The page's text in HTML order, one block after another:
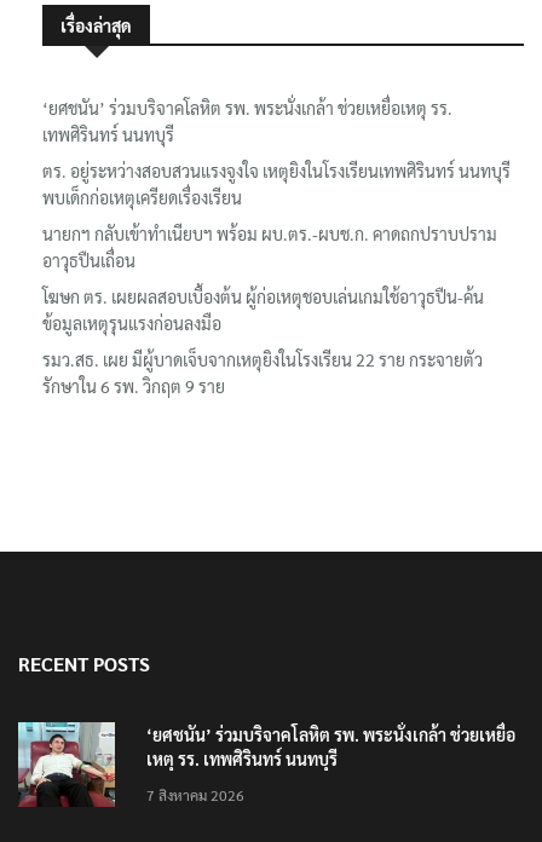
เรื่องล่าสุด
‘ยศชนัน’ ร่วมบริจาคโลหิต รพ. พระนั่งเกล้า ช่วยเหยื่อเหตุ รร.
เทพศิรินทร์ นนทบุรี
ตร. อยู่ระหว่างสอบสวนแรงจูงใจ เหตุยิงในโรงเรียนเทพศิรินทร์ นนทบุรี
พบเด็กก่อเหตุเครียดเรื่องเรียน
นายกฯ กลับเข้าทำเนียบฯ พร้อม ผบ.ตร.-ผบช.ก. คาดถกปราบปราม
อาวุธปืนเถื่อน
โฆษก ตร. เผยผลสอบเบื้องต้น ผู้ก่อเหตุชอบเล่นเกมใช้อาวุธปืน-ค้น
ข้อมูลเหตุรุนแรงก่อนลงมือ
รมว.สธ. เผย มีผู้บาดเจ็บจากเหตุยิงในโรงเรียน 22 ราย กระจายตัว
รักษาใน 6 รพ. วิกฤต 9 ราย
RECENT POSTS
‘ยศชนัน’ ร่วมบริจาคโลหิต รพ. พระนั่งเกล้า ช่วยเหยื่อ
เหตุ รร. เทพศิรินทร์ นนทบุรี
7 สิงหาคม 2026